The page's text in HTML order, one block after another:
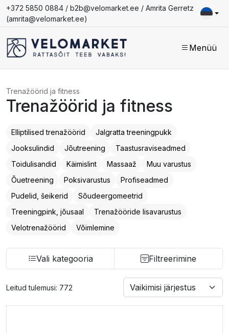
+372 5850 0884 / b2b@velomarket.ee / Amrita Gerretz
(amrita@velomarket.ee)
Menüü
Trenažöörid ja fitness
Trenažöörid ja fitness
Elliptilised trenažöörid
Jalgratta treeningpukk
Jooksulindid
Jõutreening
Taastusraviseadmed
Toidulisandid
Käimislint Massaaž
Muu varustus
Õuetreening
Poksivarustus
Profiseadmed
Pudelid, šeikerid
Sõudeergomeetrid
Treeningpink, jõusaal
Trenažööride lisavarustus
Velotrenažöörid
Võimlemine
Vali kategooria Filtreerimine
Leitud tulemusi: 772